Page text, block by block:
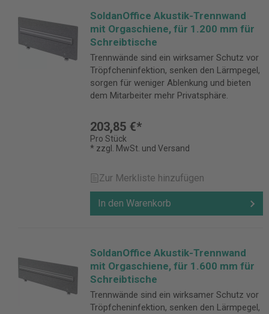
SoldanOffice Akustik-Trennwand
mit Orgaschiene, für 1.200 mm für
Schreibtische
Trennwände sind ein wirksamer Schutz vor
Tröpfcheninfektion, senken den Lärmpegel,
sorgen für weniger Ablenkung und bieten
dem Mitarbeiter mehr Privatsphäre.
203,85 €*
Pro Stück
* zzgl. MwSt. und Versand
Zur Merkliste hinzufügen
In den Warenkorb
SoldanOffice Akustik-Trennwand
mit Orgaschiene, für 1.600 mm für
Schreibtische
Trennwände sind ein wirksamer Schutz vor
Tröpfcheninfektion, senken den Lärmpegel,